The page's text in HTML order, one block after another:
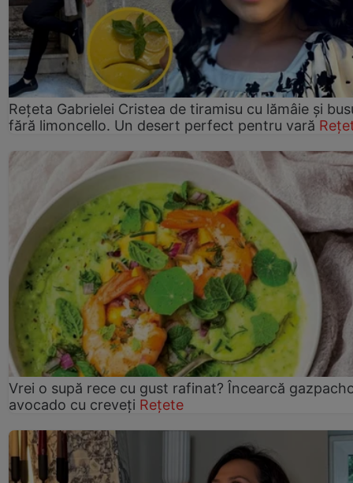
Rețeta Gabrielei Cristea de tiramisu cu lămâie și
fără limoncello. Un desert perfect pentru vară
Vrei o supă rece cu gust rafinat? Încearcă
avocado cu creveți Rețete